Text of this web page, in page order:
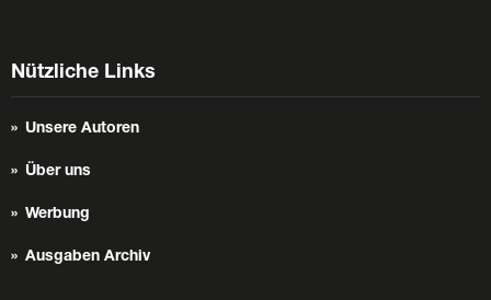
Nützliche Links
Unsere Autoren
Über uns
Werbung
Ausgaben Archiv